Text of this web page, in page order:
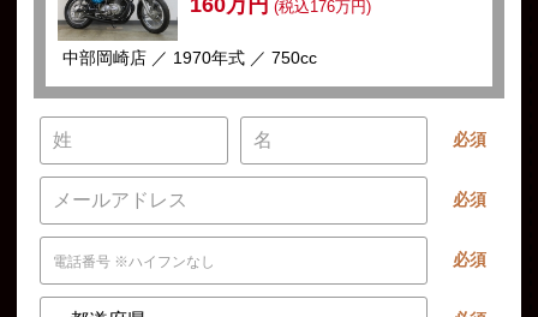
160万円 (税込176万円)
中部岡崎店 ／ 1970年式 ／ 750cc
必須
必須
必須